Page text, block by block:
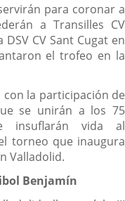
para coronar a
a Transilles CV
CV Sant Cugat en
el trofeo en la
la participación de
se unirán a los 75
insuflarán vida al
torneo que inaugura
Valladolid.
Benjamín